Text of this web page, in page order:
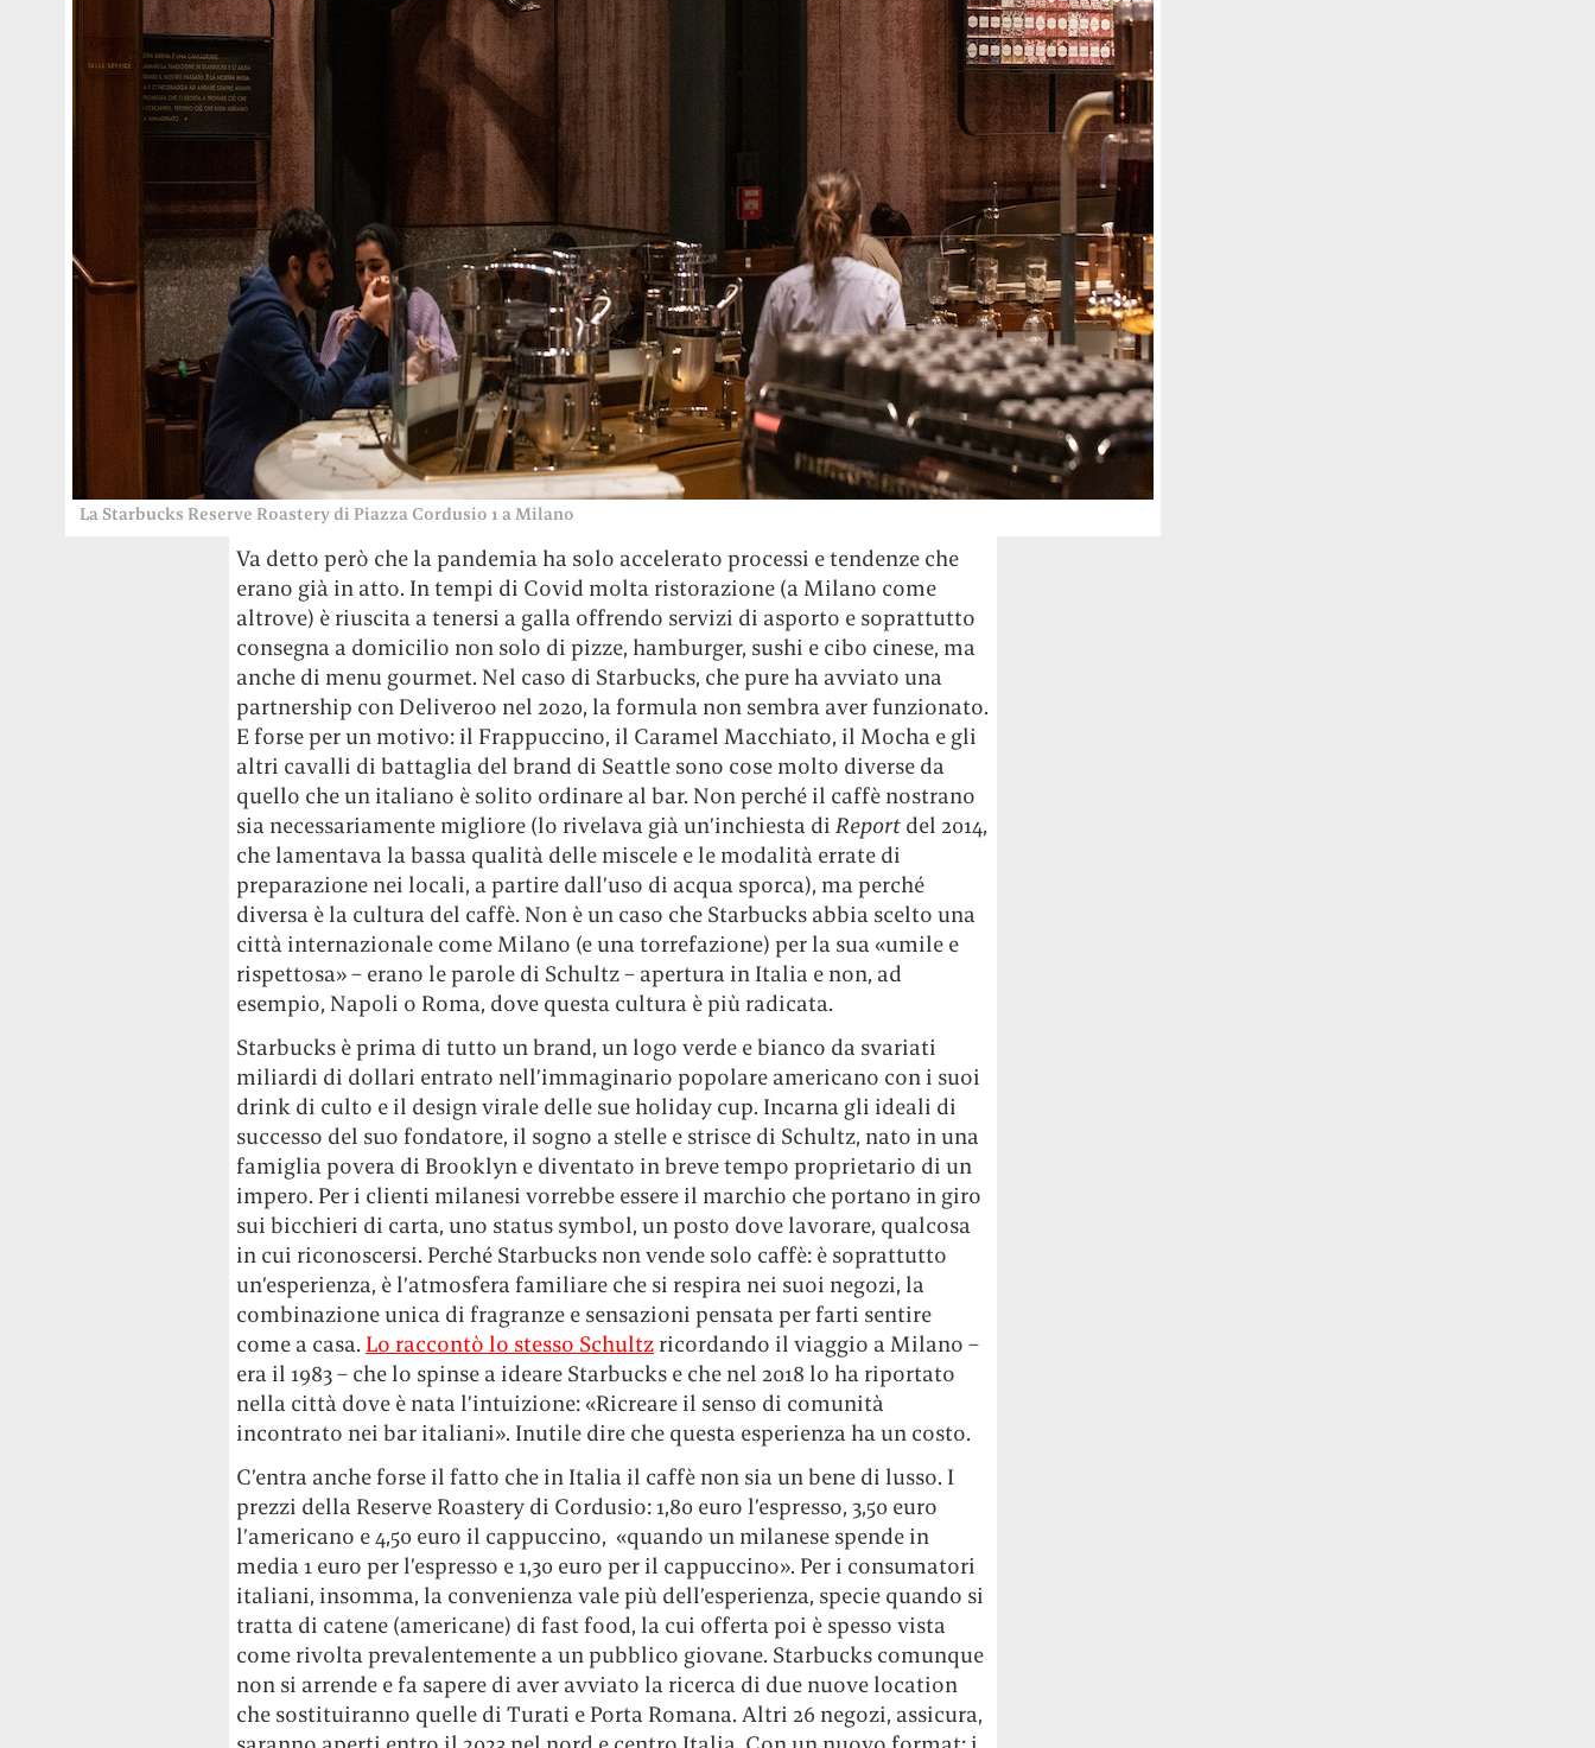
La Starbucks Reserve Roastery di Piazza Cordusio 1 a Milano
Va detto però che la pandemia ha solo accelerato processi e tendenze che
erano già in atto. In tempi di Covid molta ristorazione (a Milano come
altrove) è riuscita a tenersi a galla offrendo servizi di asporto e soprattutto
consegna a domicilio non solo di pizze, hamburger, sushi e cibo cinese, ma
anche di menu gourmet. Nel caso di Starbucks, che pure ha avviato una
partnership con Deliveroo nel 2020, la formula non sembra aver funzionato.
E forse per un motivo: il Frappuccino, il Caramel Macchiato, il Mocha e gli
altri cavalli di battaglia del brand di Seattle sono cose molto diverse da
quello che un italiano è solito ordinare al bar. Non perché il caffè nostrano
sia necessariamente migliore (lo rivelava già un’inchiesta diReport del 2014,
che lamentava la bassa qualità delle miscele e le modalità errate di
preparazione nei locali, a partire dall’uso di acqua sporca), ma perché
diversa è la cultura del caffè. Non è un caso che Starbucks abbia scelto una
città internazionale come Milano (e una torrefazione) per la sua «umile e
rispettosa» – erano le parole di Schultz – apertura in Italia e non, ad
esempio, Napoli o Roma, dove questa cultura è più radicata.
Starbucks è prima di tutto un brand, un logo verde e bianco da svariati
miliardi di dollari entrato nell’immaginario popolare americano con i suoi
drink di culto e il design virale delle sue holiday cup. Incarna gli ideali di
successo del suo fondatore, il sogno a stelle e strisce di Schultz, nato in una
famiglia povera di Brooklyn e diventato in breve tempo proprietario di un
impero. Per i clienti milanesi vorrebbe essere il marchio che portano in giro
sui bicchieri di carta, uno status symbol, un posto dove lavorare, qualcosa
in cui riconoscersi. Perché Starbucks non vende solo caffè: è soprattutto
un’esperienza, è l’atmosfera familiare che si respira nei suoi negozi, la
combinazione unica di fragranze e sensazioni pensata per farti sentire
come a casa. Lo raccontò lo stesso Schultz ricordando il viaggio a Milano –
era il 1983 – che lo spinse a ideare Starbucks e che nel 2018 lo ha riportato
nella città dove è nata l’intuizione: «Ricreare il senso di comunità
incontrato nei bar italiani». Inutile dire che questa esperienza ha un costo.
C’entra anche forse il fatto che in Italia il caffè non sia un bene di lusso. I
prezzi della Reserve Roastery di Cordusio: 1,80 euro l’espresso, 3,50 euro
l’americano e 4,50 euro il cappuccino, «quando un milanese spende in
media 1 euro per l’espresso e 1,30 euro per il cappuccino». Per i consumatori
italiani, insomma, la convenienza vale più dell’esperienza, specie quando si
tratta di catene (americane) di fast food, la cui offerta poi è spesso vista
come rivolta prevalentemente a un pubblico giovane. Starbucks comunque
non si arrende e fa sapere di aver avviato la ricerca di due nuove location
che sostituiranno quelle di Turati e Porta Romana. Altri 26 negozi, assicura,